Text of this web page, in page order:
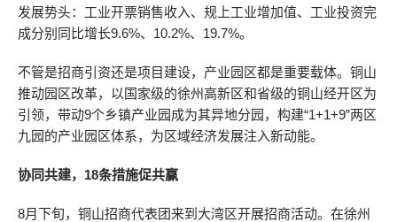
发展势头：工业开票销售收入、规上工业增加值、工业投资完
成分别同比增长9.6%、10.2%、19.7%。
不管是招商引资还是项目建设，产业园区都是重要载体。铜山
推动园区改革，以国家级的徐州高新区和省级的铜山经开区为
引领，带动9个乡镇产业园成为其异地分园，构建“1+1+9”两区
九园的产业园区体系，为区域经济发展注入新动能。
协同共建，18条措施促共赢
8月下旬，铜山招商代表团来到大湾区开展招商活动。在徐州